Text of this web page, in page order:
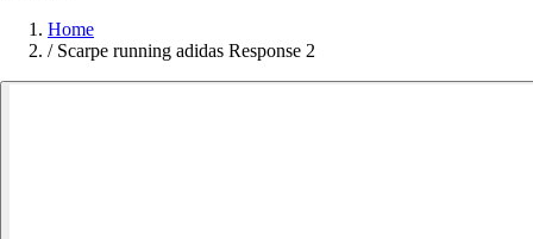
Home
/ Scarpe running adidas Response 2